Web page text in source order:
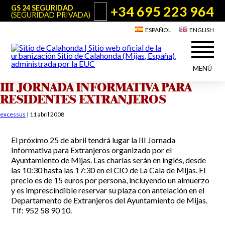
GS 24 SEGURIDAD
(SEGURIDAD PRIVADA)
+34 695 223 964
ESPAÑOL ENGLISH
MENÚ
Acerca de Sitio de Calahonda
Quiénes somos
Servicios de la EUC
Estatutos
Actas e Informes Anuales
Sitio de Calahonda en cifras
Contactar
Utilidades para Residentes y Visitantes
Plano de Calahonda
Transporte
El reciclado de nuestros residuos
Información sobre podas
Noticias
Teléfonos de interés
©2026 E.U.C.Sitio de Calahonda, Calle Monte Paraíso, 6, 29649 Mijas Costa.
NIF: G29178803. Todos los derechos reservados. Diseño y desarrollo:
III JORNADA INFORMATIVA PARA
RESIDENTES EXTRANJEROS
excessus | 11 abril 2008
El próximo 25 de abril tendrá lugar la III Jornada
Informativa para Extranjeros organizado por el
Ayuntamiento de Mijas. Las charlas serán en inglés, desde
las 10:30 hasta las 17:30 en el CIO de La Cala de Mijas. El
precio es de 15 euros por persona, incluyendo un almuerzo
y es imprescindible reservar su plaza con antelación en el
Departamento de Extranjeros del Ayuntamiento de Mijas.
Tlf: 952 58 90 10.